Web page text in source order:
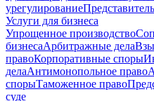
урегулирование
Услуги для бизнеса
Упрощенное производство
бизнесаАрбитражные дела
правоКорпоративные споры
делаАнтимонопольное право
спорыТаможенное право
суде